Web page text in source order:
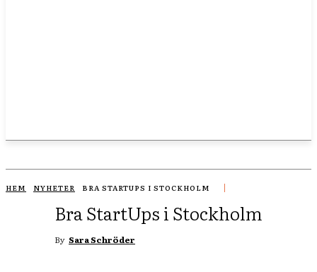
HEM NYHETER BRA STARTUPS I STOCKHOLM
Bra StartUps i Stockholm
By Sara Schröder